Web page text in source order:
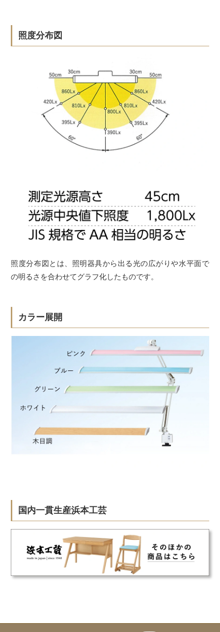
照度分布図
照度分布図とは、照明器具から出る光の広がりや水平面で
の明るさを合わせてグラフ化したものです。
カラー展開
国内一貫生産浜本工芸